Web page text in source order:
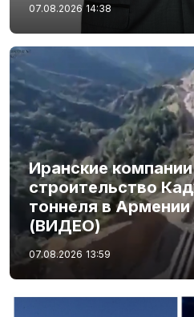
07.08.2026 14:38
Иранские
строительство
тоннеля в Армении
(ВИДЕО)
07.08.2026 13:59